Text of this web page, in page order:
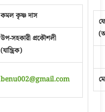
কমল কৃষ্ণ দাস
উপ-সহকারী প্রকৌশলী
(যান্ত্রিক)
benu002@gmail.com